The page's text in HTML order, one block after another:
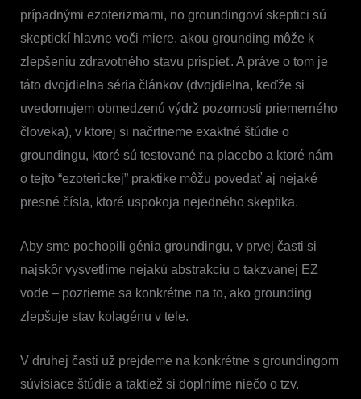
prípadnými ezoterizmami, no groundingoví skeptici sú
skeptickí hlavne voči miere, akou grounding môže k
zlepšeniu zdravotného stavu prispieť. A práve o tom je
táto dvojdielna séria článkov (dvojdielna, keďže si
uvedomujem obmedzenú výdrž pozornosti priemerného
človeka), v ktorej si načrtneme exaktné štúdie o
groundingu, ktoré sú testované na placebo a ktoré nám
o tejto “ezoterickej” praktike môžu povedať aj nejaké
presné čísla, ktoré uspokoja nejedného skeptika.
Aby sme pochopili génia groundingu, v prvej časti si
najskôr vysvetlíme nejakú abstrakciu o takzvanej EZ
vode – pozrieme sa konkrétne na to, ako grounding
zlepšuje stav kolagénu v tele.
V druhej časti už prejdeme na konkrétne s groundingom
súvisiace štúdie a taktiež si doplníme niečo o tzv.